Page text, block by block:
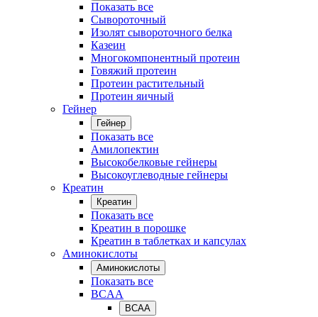
Показать все
Сывороточный
Изолят сывороточного белка
Казеин
Многокомпонентный протеин
Говяжий протеин
Протеин растительный
Протеин яичный
Гейнер
Гейнер
Показать все
Амилопектин
Высокобелковые гейнеры
Высокоуглеводные гейнеры
Креатин
Креатин
Показать все
Креатин в порошке
Креатин в таблетках и капсулах
Аминокислоты
Аминокислоты
Показать все
BCAA
BCAA